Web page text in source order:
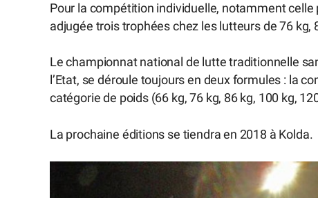
Pour la compétition individuelle, notamment celle
adjugée trois trophées chez les lutteurs de 76 kg,
Le championnat national de lutte traditionnelle
l’Etat, se déroule toujours en deux formules : la
catégorie de poids (66 kg, 76 kg, 86 kg, 100 kg,
La prochaine éditions se tiendra en 2018 à Kolda.